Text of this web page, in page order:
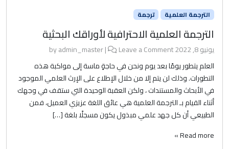
الترجمة العلمية ترجمة
الترجمة العلمية الاحترافية لأوراقك البحثية
يونيو 8, 2022 admin_master|
Leave a Comment
العلم يتطور يومًا بعد يوم ونحن في حاجةٍ ماسة إلى مواكبة هذه
التطورات. وذلك لن يتم إلا من خلال الإطلاع على الإرث العلمي الموجود
في الأبحاث والمستندات ، ولكن العقبة الوحيدة التي ستقف في وجهك
أثناء القيام بـ الترجمة العلمية هي عائق اللغة عزيزي العميل، فمن
الطبيعي أن كل جهد علمي مبذول يكون مسجلًا بلغة […]
Read more »